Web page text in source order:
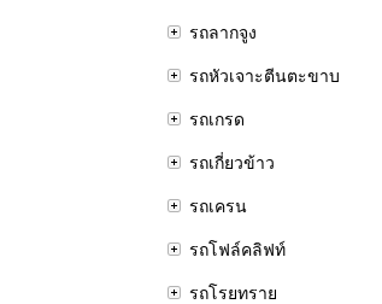
รถลากจูง
รถหัวเจาะตีนตะขาบ
รถเกรด
รถเกี่ยวข้าว
รถเครน
รถโฟล์คลิฟท์
รถโรยทราย